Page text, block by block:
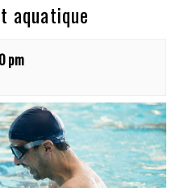
aquatique
pm